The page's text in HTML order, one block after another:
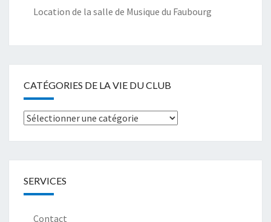
Location de la salle de Musique du Faubourg
CATÉGORIES DE LA VIE DU CLUB
Catégories
du
club
SERVICES
Contact